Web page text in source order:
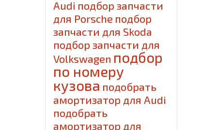
Audi подбор запчасти
для Porsche подбор
запчасти для Skoda
подбор запчасти для
Volkswagen подбор
по номеру
кузова подобрать
амортизатор для Audi
подобрать
амортизатор для